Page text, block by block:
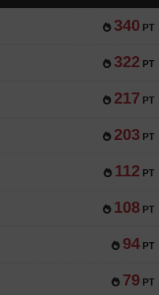
340 PT
322 PT
217 PT
203 PT
112 PT
108 PT
94 PT
79 PT